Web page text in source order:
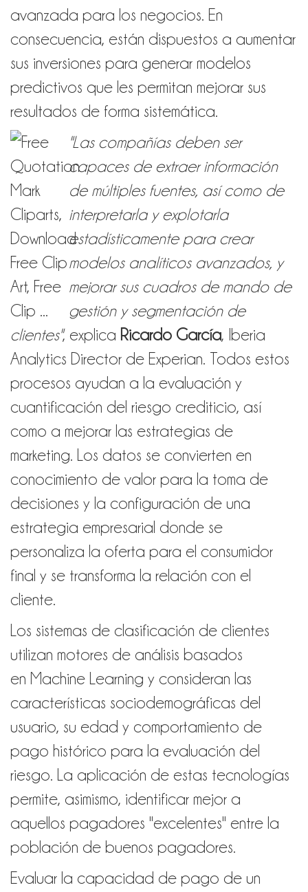
avanzada para los negocios. En
consecuencia, están dispuestos a aumentar
sus inversiones para generar modelos
predictivos que les permitan mejorar sus
resultados de forma sistemática.
"Las compañías deben ser
capaces de extraer información
de múltiples fuentes, así como de
interpretarla y explotarla
estadísticamente para crear
modelos analíticos avanzados, y
mejorar sus cuadros de mando de
gestión y segmentación de
clientes", explica Ricardo García, Iberia
Analytics Director de Experian. Todos estos
procesos ayudan a la evaluación y
cuantificación del riesgo crediticio, así
como a mejorar las estrategias de
marketing. Los datos se convierten en
conocimiento de valor para la toma de
decisiones y la configuración de una
estrategia empresarial donde se
personaliza la oferta para el consumidor
final y se transforma la relación con el
cliente.
Los sistemas de clasificación de clientes
utilizan motores de análisis basados
en Machine Learning y consideran las
características sociodemográficas del
usuario, su edad y comportamiento de
pago histórico para la evaluación del
riesgo. La aplicación de estas tecnologías
permite, asimismo, identificar mejor a
aquellos pagadores "excelentes" entre la
población de buenos pagadores.
Evaluar la capacidad de pago de un